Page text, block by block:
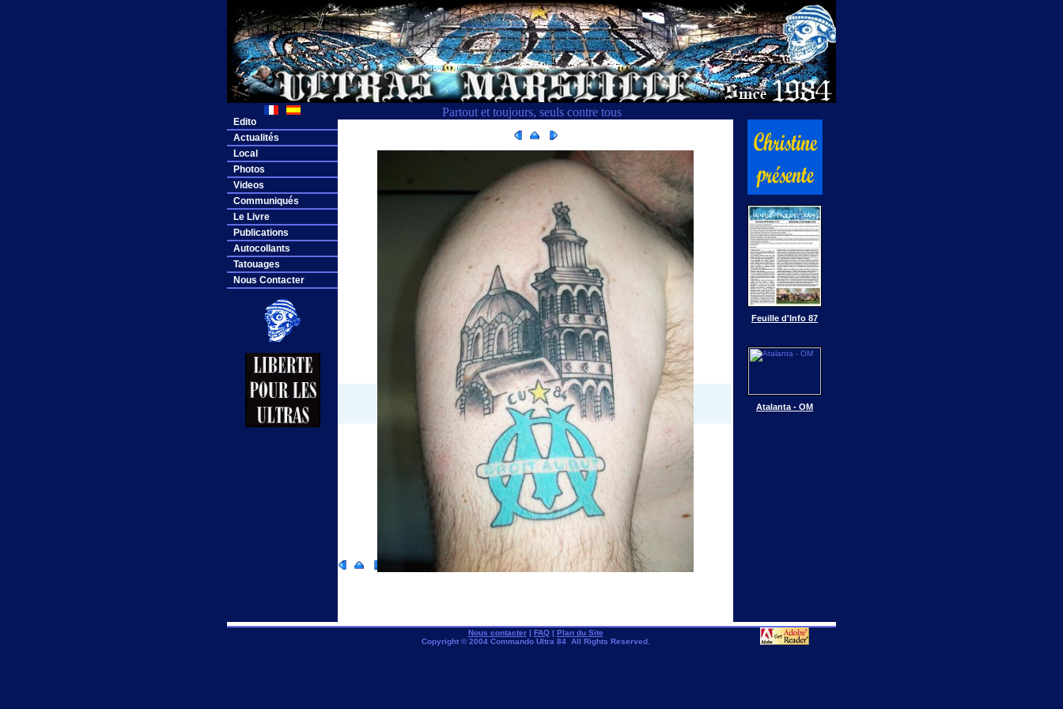
Partout et toujours, seuls contre tous
Edito
Actualités
Local
Photos
Videos
Communiqués
Le Livre
Publications
Autocollants
Tatouages
Nous Contacter
Feuille d'Info 87
Atalanta - OM
Nous contacter| FAQ| Plan du Site
Copyright © 2004 Commando Ultra 84 All Rights Reserved.